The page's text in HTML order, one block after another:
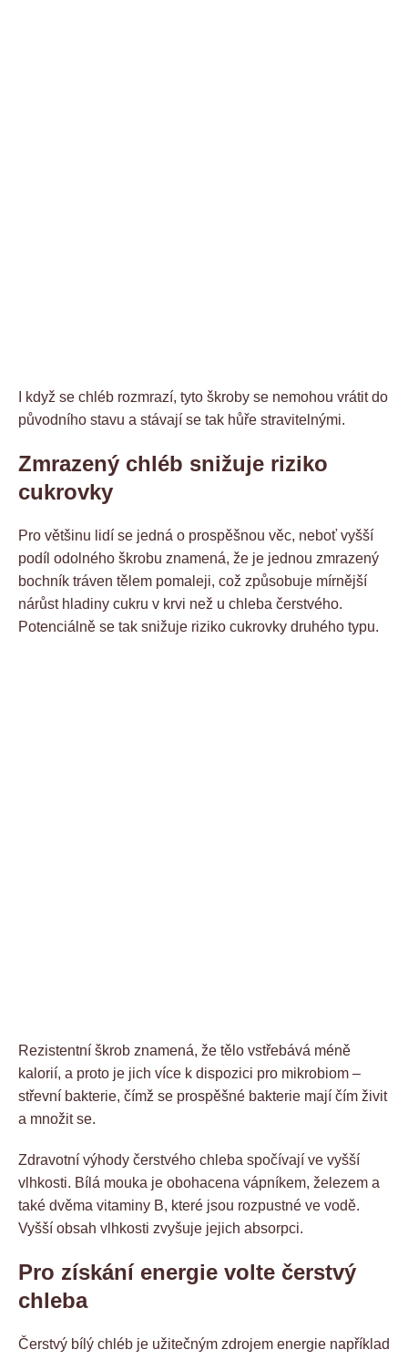
I když se chléb rozmrazí, tyto škroby se nemohou vrátit do
původního stavu a stávají se tak hůře stravitelnými.
Zmrazený chléb snižuje riziko
cukrovky
Pro většinu lidí se jedná o prospěšnou věc, neboť vyšší
podíl odolného škrobu znamená, že je jednou zmrazený
bochník tráven tělem pomaleji, což způsobuje mírnější
nárůst hladiny cukru v krvi než u chleba čerstvého.
Potenciálně se tak snižuje riziko cukrovky druhého typu.
Rezistentní škrob znamená, že tělo vstřebává méně
kalorií, a proto je jich více k dispozici pro mikrobiom –
střevní bakterie, čímž se prospěšné bakterie mají čím živit
a množit se.
Zdravotní výhody čerstvého chleba spočívají ve vyšší
vlhkosti. Bílá mouka je obohacena vápníkem, železem a
také dvěma vitaminy B, které jsou rozpustné ve vodě.
Vyšší obsah vlhkosti zvyšuje jejich absorpci.
Pro získání energie volte čerstvý
chleba
Čerstvý bílý chléb je užitečným zdrojem energie například